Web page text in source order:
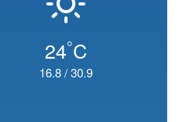
24°C
16.8/30.9